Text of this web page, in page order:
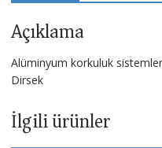
Açıklama
Alüminyum korkuluk
Dirsek
İlgili ürünler